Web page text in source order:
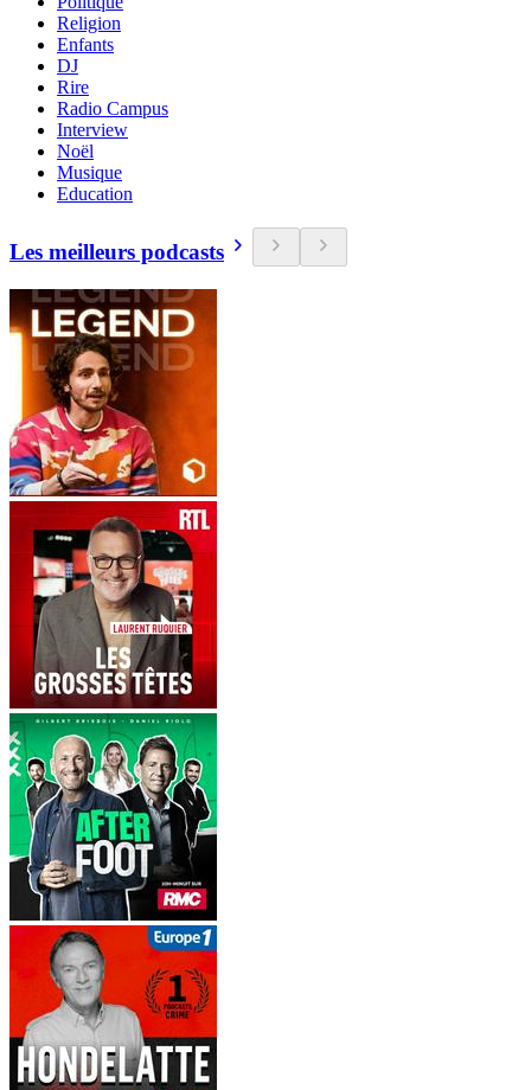
Religion
Enfants
DJ
Rire
Radio Campus
Interview
Noël
Musique
Education
Les meilleurs podcasts